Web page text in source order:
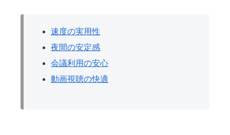
速度の実用性
夜間の安定感
会議利用の安心
動画視聴の快適